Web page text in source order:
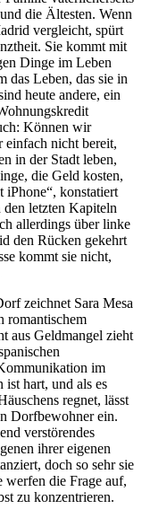
die Ältesten. Wenn
vergleicht, spürt
Sie kommt mit
Dinge im Leben
das Leben, das sie in
heute andere, ein
Können wir
nicht bereit,
in der Stadt leben,
die Geld kosten,
iPhone“, konstatiert
letzten Kapiteln
allerdings über linke
den Rücken gekehrt
kommt sie nicht,
zeichnet Sara Mesa
romantischem
aus Geldmangel zieht
im
ist hart, und als es
regnet, lässt
Dorfbewohner ein.
verstörendes
ihrer eigenen
doch so sehr sie
werfen die Frage auf,
zu konzentrieren.